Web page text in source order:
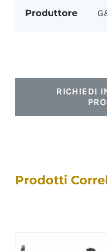
Produttore
RICHIEDI
Prodotti